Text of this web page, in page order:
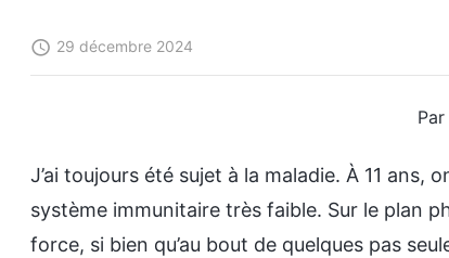
29 décembre 2024
J’ai toujours été sujet à la maladie. À 11 ans,
système immunitaire très faible. Sur le plan
force, si bien qu’au bout de quelques pas